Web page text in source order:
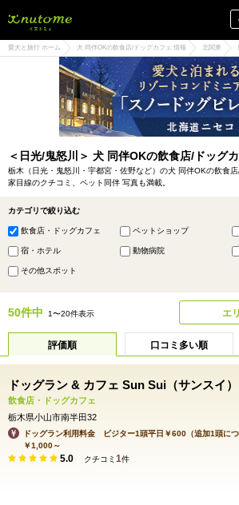
愛犬と旅行 ホーム 犬 同伴OKの飲食店/ドッグカフェ 情報 北関東
＜日光/鬼怒川＞ 犬 同伴OKの飲食店/ドッグ
栃木（日光・鬼怒川・宇都宮・佐野など）の犬 同伴OKの飲食
家目線のクチコミ、ペット同伴 写真も満載。
カテゴリで絞り込む
飲食店・ドッグカフェ ペットショップ
宿・ホテル 動物病院
その他スポット
50件中 1〜20件表示 エ
評価順 口コミ多い順
ドッグラン & カフェ Sun Sui（サンスイ）
飲食店・ドッグカフェ
栃木県小山市南半田32
ドッグラン利用料金 ビジター1頭平日￥600（追加1頭に
￥1,000～
5.0 クチコミ 1件